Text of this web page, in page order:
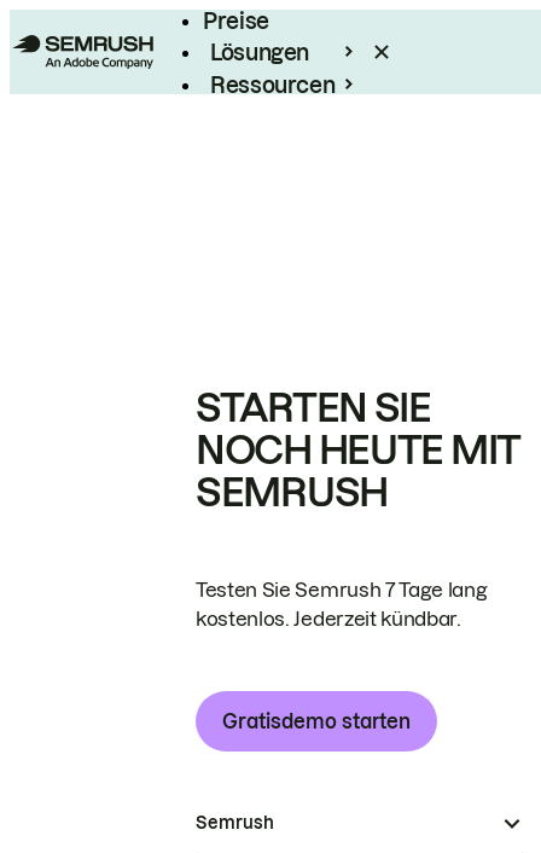
Preise
Lösungen
Ressourcen
STARTEN SIE
NOCH HEUTE MIT
SEMRUSH
Testen Sie Semrush 7 Tage lang
kostenlos. Jederzeit kündbar.
Gratisdemo starten
Semrush